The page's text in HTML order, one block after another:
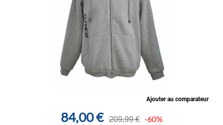
Ajouter au comparateur
84,00 € 209,99 € -60%